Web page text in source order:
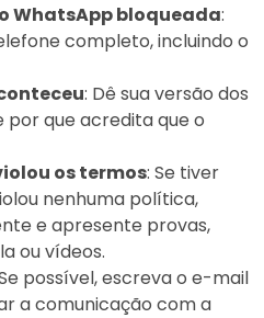
WhatsApp bloqueada:
completo, incluindo o
: Dê sua versão dos
que acredita que o
os termos: Se tiver
nenhuma política,
e apresente provas,
ou vídeos.
possível, escreva o e-mail
a comunicação com a